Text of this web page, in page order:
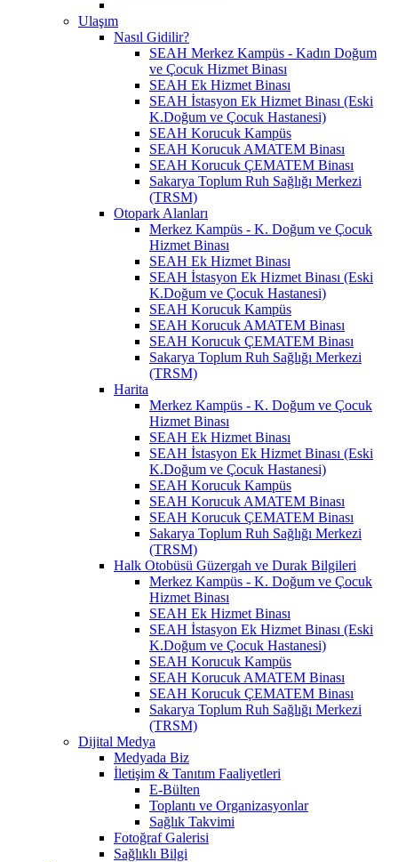
Ulaşım
Nasıl Gidilir?
SEAH Merkez Kampüs - Kadın Doğum
ve Çocuk Hizmet Binası
SEAH Ek Hizmet Binası
SEAH İstasyon Ek Hizmet Binası (Eski
K.Doğum ve Çocuk Hastanesi)
SEAH Korucuk Kampüs
SEAH Korucuk AMATEM Binası
SEAH Korucuk ÇEMATEM Binası
Sakarya Toplum Ruh Sağlığı Merkezi
(TRSM)
Otopark Alanları
Merkez Kampüs - K. Doğum ve Çocuk
Hizmet Binası
SEAH Ek Hizmet Binası
SEAH İstasyon Ek Hizmet Binası (Eski
K.Doğum ve Çocuk Hastanesi)
SEAH Korucuk Kampüs
SEAH Korucuk AMATEM Binası
SEAH Korucuk ÇEMATEM Binası
Sakarya Toplum Ruh Sağlığı Merkezi
(TRSM)
Harita
Merkez Kampüs - K. Doğum ve Çocuk
Hizmet Binası
SEAH Ek Hizmet Binası
SEAH İstasyon Ek Hizmet Binası (Eski
K.Doğum ve Çocuk Hastanesi)
SEAH Korucuk Kampüs
SEAH Korucuk AMATEM Binası
SEAH Korucuk ÇEMATEM Binası
Sakarya Toplum Ruh Sağlığı Merkezi
(TRSM)
Halk Otobüsü Güzergah ve Durak Bilgileri
Merkez Kampüs - K. Doğum ve Çocuk
Hizmet Binası
SEAH Ek Hizmet Binası
SEAH İstasyon Ek Hizmet Binası (Eski
K.Doğum ve Çocuk Hastanesi)
SEAH Korucuk Kampüs
SEAH Korucuk AMATEM Binası
SEAH Korucuk ÇEMATEM Binası
Sakarya Toplum Ruh Sağlığı Merkezi
(TRSM)
Dijital Medya
Medyada Biz
İletişim & Tanıtım Faaliyetleri
E-Bülten
Toplantı ve Organizasyonlar
Sağlık Takvimi
Fotoğraf Galerisi
Sağlıklı Bilgi